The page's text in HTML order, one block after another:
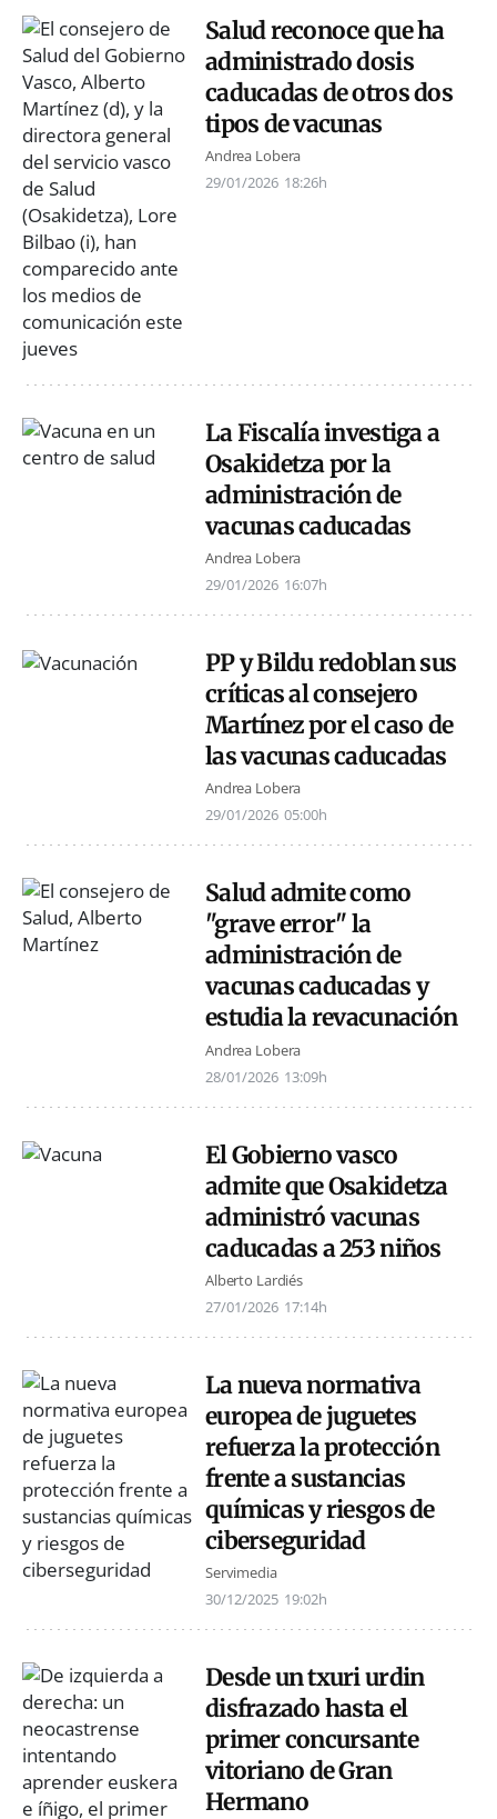
Salud reconoce que ha
administrado dosis
caducadas de otros dos
tipos de vacunas
Andrea Lobera
29/01/2026 18:26h
La Fiscalía investiga a
Osakidetza por la
administración de
vacunas caducadas
Andrea Lobera
29/01/2026 16:07h
PP y Bildu redoblan sus
críticas al consejero
Martínez por el caso de
las vacunas caducadas
Andrea Lobera
29/01/2026 05:00h
Salud admite como
"grave error" la
administración de
vacunas caducadas y
estudia la revacunación
Andrea Lobera
28/01/2026 13:09h
El Gobierno vasco
admite que Osakidetza
administró vacunas
caducadas a 253 niños
Alberto Lardiés
27/01/2026 17:14h
La nueva normativa
europea de juguetes
refuerza la protección
frente a sustancias
químicas y riesgos de
ciberseguridad
Servimedia
30/12/2025 19:02h
Desde un txuri urdin
disfrazado hasta el
primer concursante
vitoriano de Gran
Hermano